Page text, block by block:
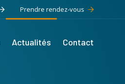
Prendre rendez-vous
Actualités Contact